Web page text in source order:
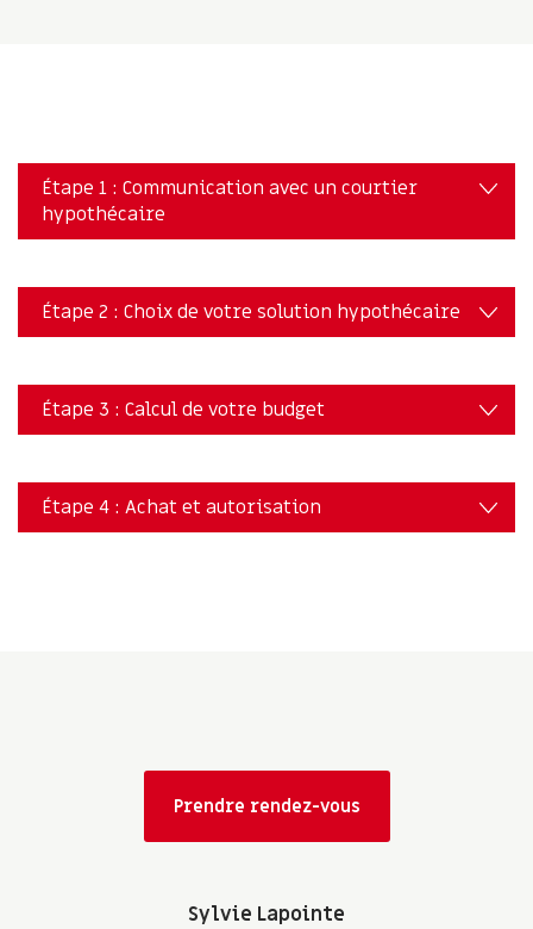
Étape 1 : Communication avec un courtier
hypothécaire
Étape 2 : Choix de votre solution hypothécaire
Étape 3 : Calcul de votre budget
Étape 4 : Achat et autorisation
Prendre rendez-vous
Sylvie Lapointe